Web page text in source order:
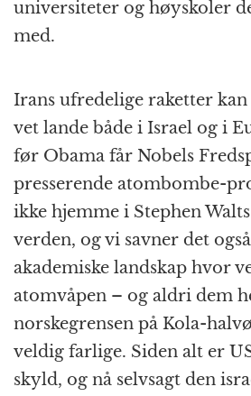
universiteter og høyskoler
med.
Irans ufredelige raketter
vet lande både i Israel og i
før Obama får Nobels
presserende atombombe-
ikke hjemme i Stephen
verden, og vi savner det
akademiske landskap hvor
atomvåpen – og aldri dem
norskegrensen på Kola-
veldig farlige. Siden alt er
skyld, og nå selvsagt den